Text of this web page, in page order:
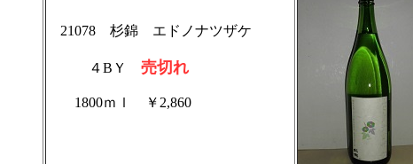
21078 杉錦 エドノナツザケ
４BＹ 売切れ
1800ｍｌ ￥2,860